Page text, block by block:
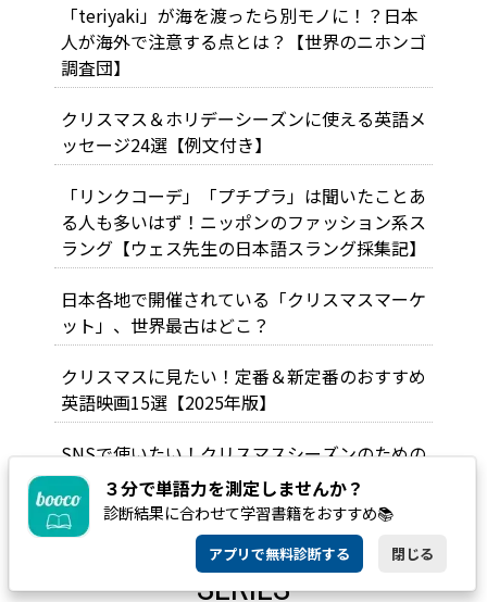
「teriyaki」が海を渡ったら別モノに！？日本
人が海外で注意する点とは？【世界のニホンゴ
調査団】
クリスマス＆ホリデーシーズンに使える英語メ
ッセージ24選【例文付き】
「リンクコーデ」「プチプラ」は聞いたことあ
る人も多いはず！ニッポンのファッション系ス
ラング【ウェス先生の日本語スラング採集記】
日本各地で開催されている「クリスマスマーケ
ット」、世界最古はどこ？
クリスマスに見たい！定番＆新定番のおすすめ
英語映画15選【2025年版】
SNSで使いたい！クリスマスシーズンのための
ハッシュタグ特集
SERIES
３分で単語力を測定しませんか？
診断結果に合わせて学習書籍をおすすめ📚
アプリで無料診断する 閉じる